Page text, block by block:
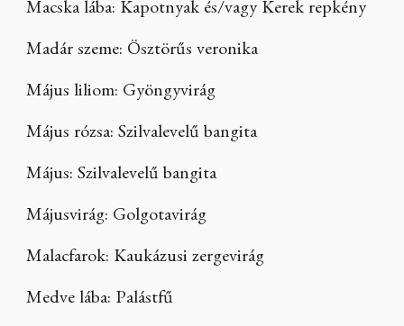
Macska lába: Kapotnyak és/vagy Kerek repkény
Madár szeme: Ösztörűs veronika
Május liliom: Gyöngyvirág
Május rózsa: Szilvalevelű bangita
Május: Szilvalevelű bangita
Májusvirág: Golgotavirág
Malacfarok: Kaukázusi zergevirág
Medve lába: Palástfű